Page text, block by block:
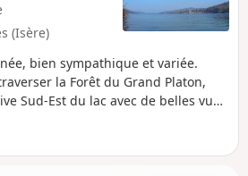
(Isère)
bien sympathique et variée.
la Forêt du Grand Platon,
Sud-Est du lac avec de belles vues
(sites protégés). Le retour
Ouest avec de belles vues sur la